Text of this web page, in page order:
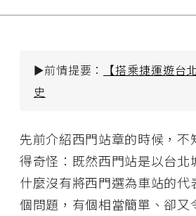
►前情提要：
【搭乘捷運遊台
史
先前介紹西門站章的時候，不
得奇怪：既然西門站是以台北
什麼沒有將西門選為車站的代
個問題，有個相當簡單、卻又